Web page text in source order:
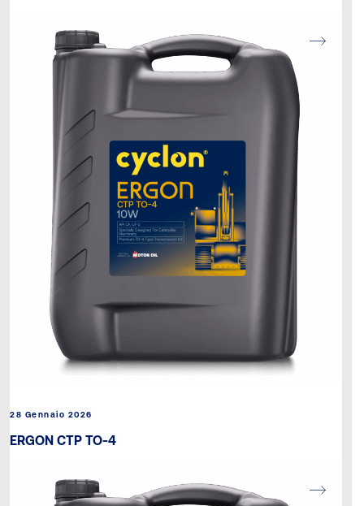
28 Gennaio 2026
ERGON CTP TO-4